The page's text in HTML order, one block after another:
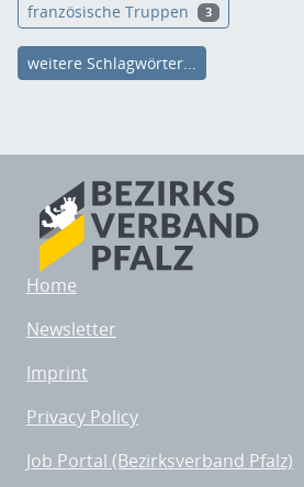
französische Truppen 3
weitere Schlagwörter...
Home
Newsletter
Imprint
Privacy Policy
Job Portal (Bezirksverband Pfalz)